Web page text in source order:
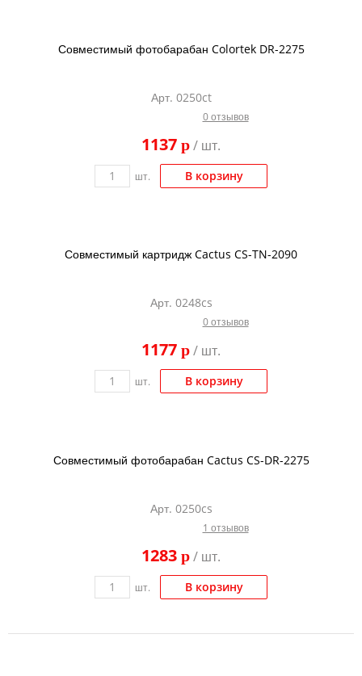
Совместимый фотобарабан Colortek DR-2275
Арт. 0250ct
0 отзывов
1137 p/ шт.
шт. В корзину
Совместимый картридж Cactus CS-TN-2090
Арт. 0248cs
0 отзывов
1177 p/ шт.
шт. В корзину
Совместимый фотобарабан Cactus CS-DR-2275
Арт. 0250cs
1 отзывов
1283 p/ шт.
шт. В корзину